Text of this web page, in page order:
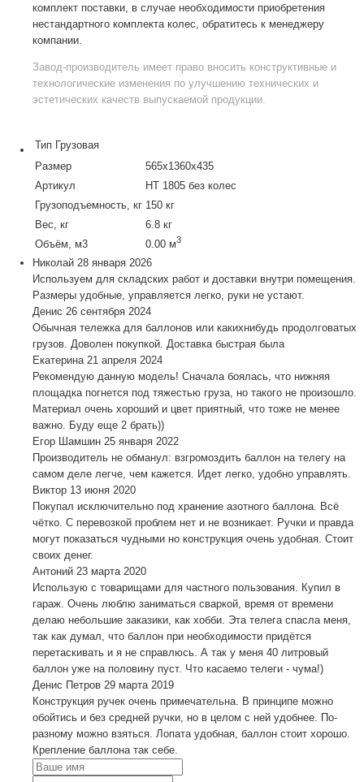
комплект поставки, в случае необходимости приобретения
нестандартного комплекта колес, обратитесь к менеджеру
компании.
Завод-производитель имеет право вносить конструктивные и
технологические изменения по улучшению технических и
эстетических качеств выпускаемой продукции.
Тип Грузовая
Размер
565x1360x435
Артикул
НТ 1805 без колес
Грузоподъемность, кг 150 кг
Вес, кг
6.8 кг
Объём, м3
0.00 м3
Николай 28 января 2026
Используем для складских работ и доставки внутри помещения.
Размеры удобные, управляется легко, руки не устают.
Денис 26 сентября 2024
Обычная тележка для баллонов или какихнибудь продолговатых
грузов. Доволен покупкой. Доставка быстрая была
Екатерина 21 апреля 2024
Рекомендую данную модель! Сначала боялась, что нижняя
площадка погнется под тяжестью груза, но такого не произошло.
Материал очень хороший и цвет приятный, что тоже не менее
важно. Буду еще 2 брать))
Егор Шамшин 25 января 2022
Производитель не обманул: взгромоздить баллон на телегу на
самом деле легче, чем кажется. Идет легко, удобно управлять.
Виктор 13 июня 2020
Покупал исключительно под хранение азотного баллона. Всё
чётко. С перевозкой проблем нет и не возникает. Ручки и правда
могут показаться чудными но конструкция очень удобная. Стоит
своих денег.
Антоний 23 марта 2020
Использую с товарищами для частного пользования. Купил в
гараж. Очень люблю заниматься сваркой, время от времени
делаю небольшие заказики, как хобби. Эта телега спасла меня,
так как думал, что баллон при необходимости придётся
перетаскивать и я не справлюсь. А так у меня 40 литровый
баллон уже на половину пуст. Что касаемо телеги - чума!)
Денис Петров 29 марта 2019
Конструкция ручек очень примечательна. В принципе можно
обойтись и без средней ручки, но в целом с ней удобнее. По-
разному можно взяться. Лопата удобная, баллон стоит хорошо.
Крепление баллона так себе.